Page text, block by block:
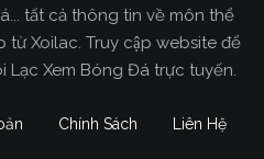
tất cả thông tin về môn thể
Xoilac. Truy cập website để
Lạc Xem Bóng Đá trực tuyến.
Chính Sách Liên Hệ